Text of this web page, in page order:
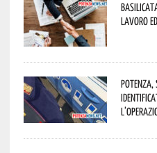
lavoro
Potenza,